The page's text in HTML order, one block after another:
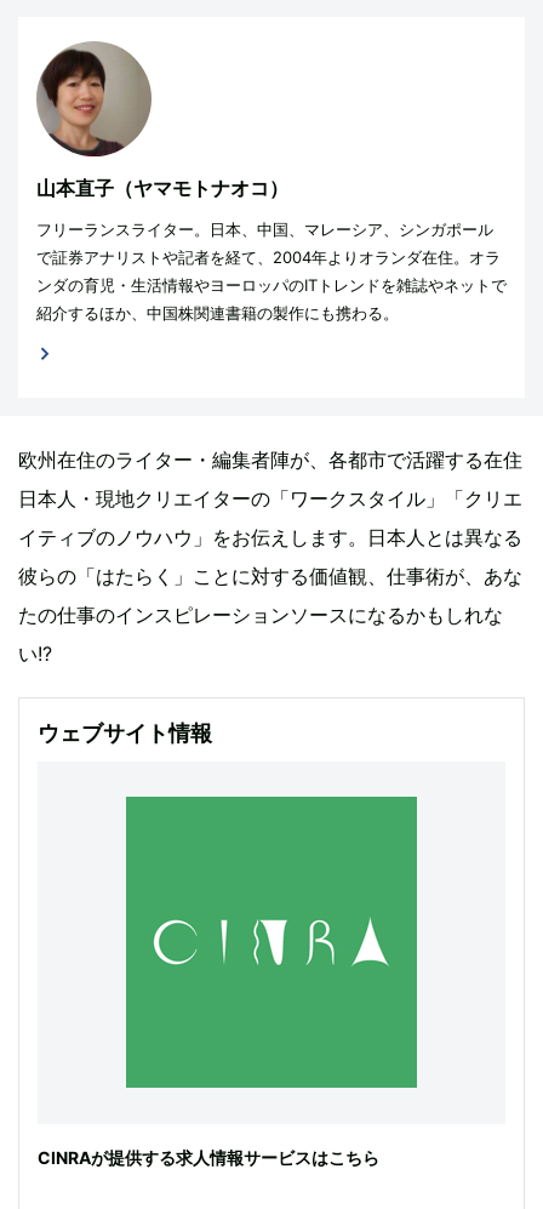
山本直子（ヤマモトナオコ）
フリーランスライター。日本、中国、マレーシア、シンガポール
で証券アナリストや記者を経て、2004年よりオランダ在住。オラ
ンダの育児・生活情報やヨーロッパのITトレンドを雑誌やネットで
紹介するほか、中国株関連書籍の製作にも携わる。
欧州在住のライター・編集者陣が、各都市で活躍する在住
日本人・現地クリエイターの「ワークスタイル」「クリエ
イティブのノウハウ」をお伝えします。日本人とは異なる
彼らの「はたらく」ことに対する価値観、仕事術が、あな
たの仕事のインスピレーションソースになるかもしれな
い!?
ウェブサイト情報
CINRAが提供する求人情報サービスはこちら